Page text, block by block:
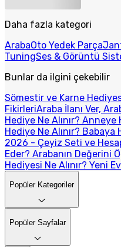
Daha fazla kategori
ArabaOto Yedek Parça
TuningSes & Görüntü
Bunlar da ilgini çekebilir
Sömestir ve Karne
FikirleriAraba İlanı Ver,
Hediye Ne Alınır?
Hediye Ne Alınır? Babaya
2026 - Çeyiz Seti ve
Eder? Arabanın Değerini
Hediyesi Ne Alınır? Yeni
Popüler Kategoriler
Popüler Sayfalar